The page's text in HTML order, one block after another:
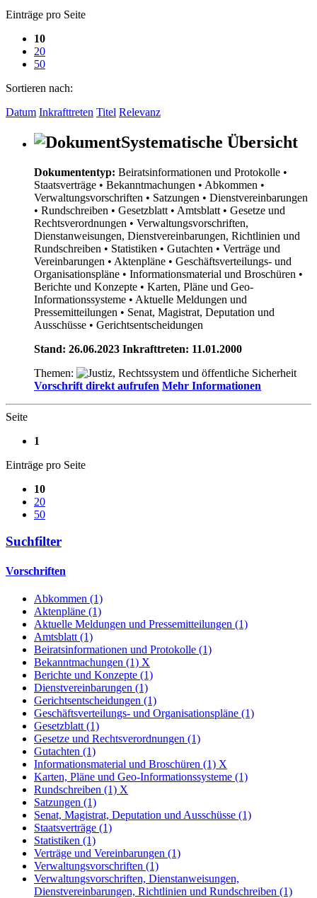
Einträge pro Seite
10
20
50
Sortieren nach:
Datum Inkrafttreten Titel Relevanz
Systematische Übersicht
Dokumententyp: Beiratsinformationen und Protokolle •
Staatsverträge • Bekanntmachungen • Abkommen •
Verwaltungsvorschriften • Satzungen • Dienstvereinbarungen
• Rundschreiben • Gesetzblatt • Amtsblatt • Gesetze und
Rechtsverordnungen • Verwaltungsvorschriften,
Dienstanweisungen, Dienstvereinbarungen, Richtlinien und
Rundschreiben • Statistiken • Gutachten • Verträge und
Vereinbarungen • Aktenpläne • Geschäftsverteilungs- und
Organisationspläne • Informationsmaterial und Broschüren •
Berichte und Konzepte • Karten, Pläne und Geo-
Informationssysteme • Aktuelle Meldungen und
Pressemitteilungen • Senat, Magistrat, Deputation und
Ausschüsse • Gerichtsentscheidungen
Stand: 26.06.2023 Inkrafttreten: 11.01.2000
Themen:
Vorschrift direkt aufrufen Mehr Informationen
Seite
1
Einträge pro Seite
10
20
50
Suchfilter
Vorschriften
Abkommen (1)
Aktenpläne (1)
Aktuelle Meldungen und Pressemitteilungen (1)
Amtsblatt (1)
Beiratsinformationen und Protokolle (1)
Bekanntmachungen (1) X
Berichte und Konzepte (1)
Dienstvereinbarungen (1)
Gerichtsentscheidungen (1)
Geschäftsverteilungs- und Organisationspläne (1)
Gesetzblatt (1)
Gesetze und Rechtsverordnungen (1)
Gutachten (1)
Informationsmaterial und Broschüren (1) X
Karten, Pläne und Geo-Informationssysteme (1)
Rundschreiben (1) X
Satzungen (1)
Senat, Magistrat, Deputation und Ausschüsse (1)
Staatsverträge (1)
Statistiken (1)
Verträge und Vereinbarungen (1)
Verwaltungsvorschriften (1)
Verwaltungsvorschriften, Dienstanweisungen,
Dienstvereinbarungen, Richtlinien und Rundschreiben (1)